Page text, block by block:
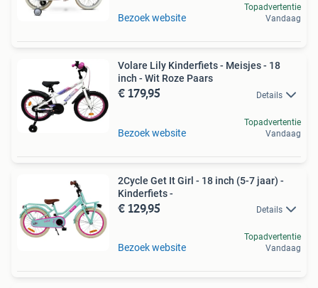
Bezoek website
Topadvertentie
Vandaag
Volare Lily Kinderfiets - Meisjes - 18
inch - Wit Roze Paars
€ 179,95 Details
Bezoek website
Topadvertentie
Vandaag
2Cycle Get It Girl - 18 inch (5-7 jaar) -
Kinderfiets -
€ 129,95 Details
Bezoek website
Topadvertentie
Vandaag